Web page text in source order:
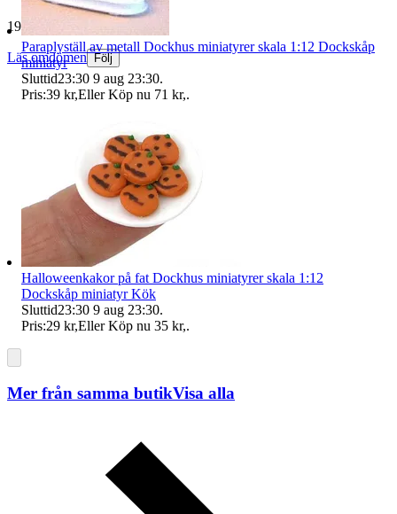
19 270 omdömen
Läs omdömen Följ
Paraplyställ av metall Dockhus miniatyrer skala 1:12 Dockskåp
miniatyr
Sluttid23:30 9 aug 23:30.
Pris:39 kr,Eller Köp nu 71 kr,.
Halloweenkakor på fat Dockhus miniatyrer skala 1:12
Dockskåp miniatyr Kök
Sluttid23:30 9 aug 23:30.
Pris:29 kr,Eller Köp nu 35 kr,.
Mer från samma butikVisa alla